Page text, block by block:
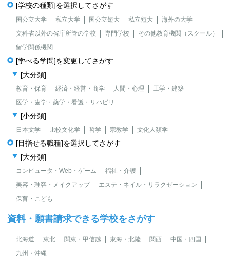
[学校の種類]を選択してさがす
国公立大学 私立大学 国公立短大 私立短大
海外の大学
文科省以外の省庁所管の学校
専門学校
その他教育機関（スクール）
留学関係機関
[学べる学問]を変更してさがす
[大分類]
教育・保育 経済・経営・商学 人間・心理
工学・建築
医学・歯学・薬学・看護・リハビリ
[小分類]
日本文学 比較文化学 哲学 宗教学 文化人類学
[目指せる職種]を選択してさがす
[大分類]
コンピュータ・Web・ゲーム
福祉・介護
美容・理容・メイクアップ
エステ・ネイル・リラクゼーション
保育・こども
資料・願書請求できる学校をさがす
北海道 東北 関東・甲信越 東海・北陸 関西
中国・四国
九州・沖縄